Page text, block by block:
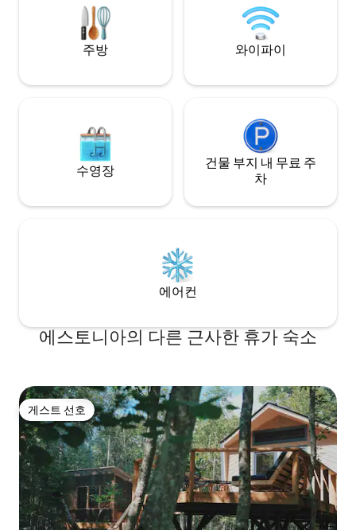
거리에 있는 대형
베아나 저택.
주방 와이파이
수영장
건물 부지 내 무료 주
차
에어컨
에스토니아의 다른 근사한 휴가 숙소
게스트 선호
게스트 선호